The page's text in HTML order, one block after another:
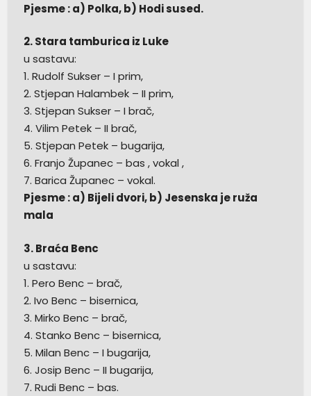
Pjesme : a) Polka, b) Hodi sused.
2. Stara tamburica iz Luke
u sastavu:
1. Rudolf Sukser – I prim,
2. Stjepan Halambek – II prim,
3. Stjepan Sukser – I brač,
4. Vilim Petek – II brač,
5. Stjepan Petek – bugarija,
6. Franjo Županec – bas , vokal ,
7. Barica Županec – vokal.
Pjesme : a) Bijeli dvori, b) Jesenska je ruža
mala
3. Braća Benc
u sastavu:
1. Pero Benc – brač,
2. Ivo Benc – bisernica,
3. Mirko Benc – brač,
4. Stanko Benc – bisernica,
5. Milan Benc – I bugarija,
6. Josip Benc – II bugarija,
7. Rudi Benc – bas.